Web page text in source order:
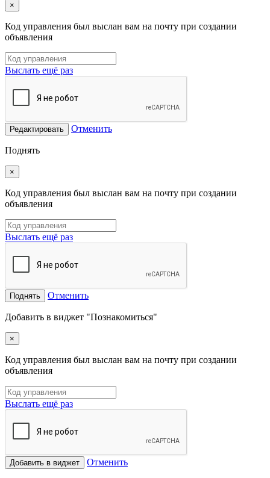
×
Код управления был выслан вам на почту при создании
объявления
Выслать ещё раз
Редактировать Отменить
Поднять
×
Код управления был выслан вам на почту при создании
объявления
Выслать ещё раз
Поднять Отменить
Добавить в виджет "Познакомиться"
×
Код управления был выслан вам на почту при создании
объявления
Выслать ещё раз
Добавить в виджет Отменить